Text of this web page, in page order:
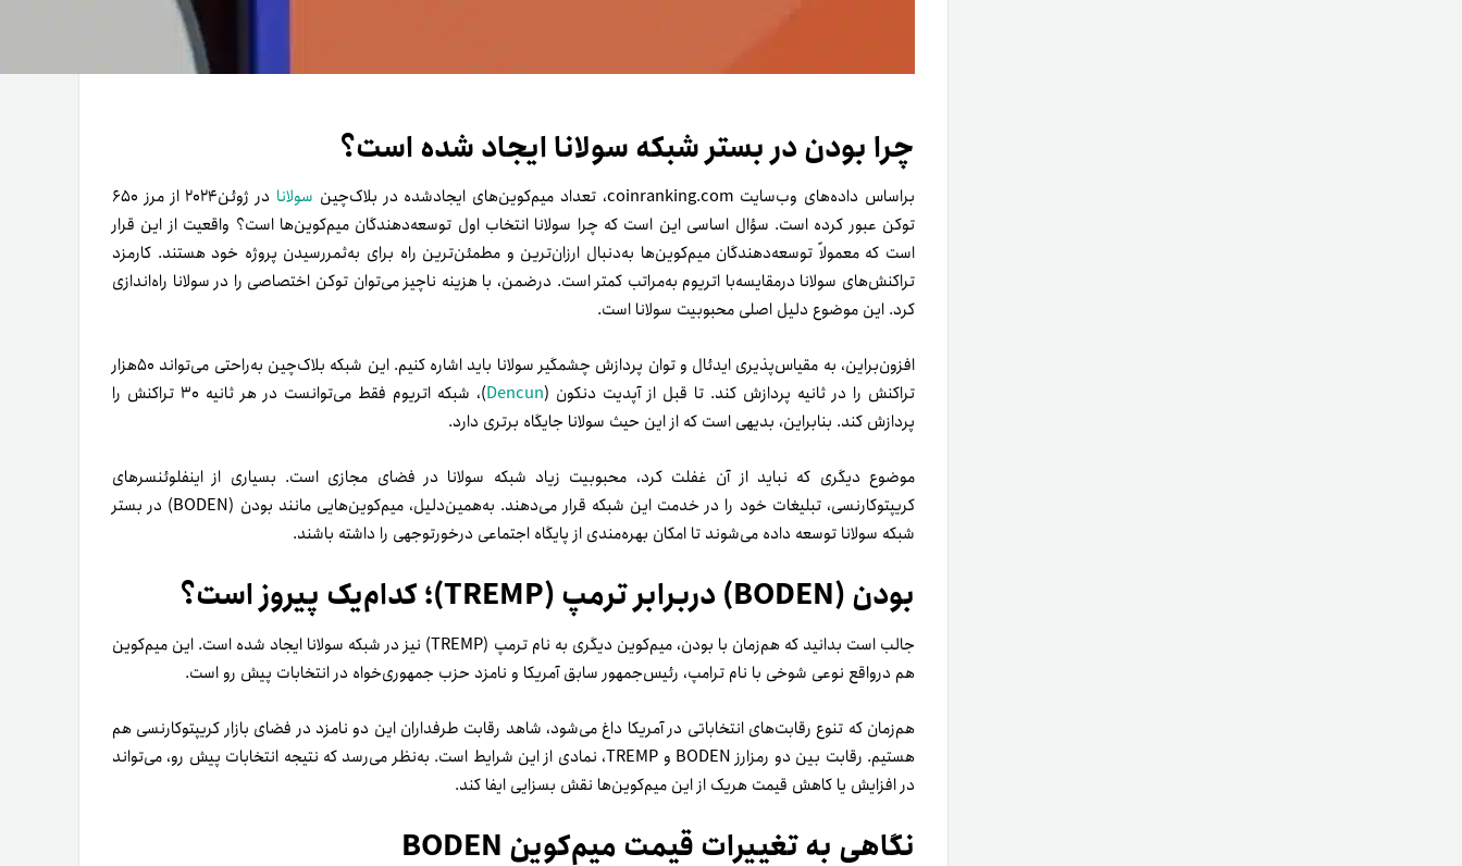
چرا بودن در بستر شبکه سولانا ایجاد شده است؟
بر‌اساس داده‌های وب‌سایت coinranking.com، تعداد میم‌کوین‌های ایجاد‌شده در بلاک‌چین سولانا
در ژوئن۲۰۲۴ از مرز ۶۵۰
توکن عبور کرده است. سؤال اساسی این است که چرا سولانا انتخاب اول توسعه‌دهندگان میم‌کوین‌ها است؟ واقعیت از این قرار
است که معمولاً توسعه‌دهندگان میم‌کوین‌ها به‌دنبال ارزان‌ترین و مطمئن‌ترین راه برای به‌ثمررسیدن پروژه خود هستند. کارمزد
تراکنش‌های سولانا درمقایسه‌با اتریوم به‌مراتب کمتر است. درضمن، با هزینه ناچیز می‌توان توکن اختصاصی را در سولانا راه‌اندازی
کرد. این موضوع دلیل اصلی محبوبیت سولانا است.
افزون‌براین، به مقیاس‌پذیری ایدئال و توان پردازش چشمگیر سولانا باید اشاره کنیم. این شبکه بلاک‌چین به‌راحتی می‌تواند ۵۰هزار
تراکنش را در ثانیه پردازش کند. تا قبل از آپدیت دنکون (Dencun
)، شبکه اتریوم فقط می‌توانست در هر ثانیه ۳۰ تراکنش را
پردازش کند. بنابراین، بدیهی است که از این حیث سولانا جایگاه برتری دارد.
موضوع دیگری که نباید از آن غفلت کرد، محبوبیت زیاد شبکه سولانا در فضای مجازی است. بسیاری از اینفلوئنسرهای
کریپتوکارنسی، تبلیغات خود را در خدمت این شبکه قرار می‌دهند. به‌همین‌دلیل، میم‌کوین‌هایی مانند بودن (BODEN) در بستر
شبکه سولانا توسعه داده می‌شوند تا امکان بهره‌مندی از پایگاه اجتماعی درخورتوجهی را داشته باشند.
بودن (BODEN) دربرابر ترمپ (TREMP)؛ کدام‌یک پیروز است؟
جالب است بدانید که هم‌زمان با بودن، میم‌کوین دیگری به‌ نام ترمپ (TREMP) نیز در شبکه سولانا ایجاد شده است. این میم‌کوین
هم در‌واقع نوعی شوخی با نام ترامپ، رئیس‌جمهور سابق آمریکا و نامزد حزب جمهوری‌خواه در انتخابات پیش رو است.
هم‌زمان که تنوع رقابت‌های انتخاباتی در آمریکا داغ می‌شود، شاهد رقابت طرفداران این دو نامزد در فضای بازار کریپتوکارنسی هم
هستیم. رقابت بین دو رمزارز BODEN و TREMP، نمادی از این شرایط است. به‌نظر می‌رسد که نتیجه انتخابات پیش رو، می‌تواند
در افزایش یا کاهش قیمت هر‌یک از این میم‌کوین‌ها نقش بسزایی ایفا کند.
نگاهی به تغییرات قیمت میم‌کوین BODEN